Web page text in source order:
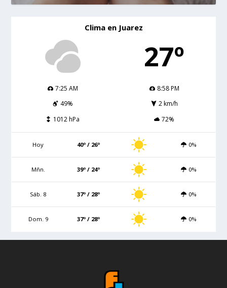
Clima en Juarez
27º
7:25 AM
8:58 PM
49%
2 km/h
1012 hPa
72%
Hoy 40º / 26º 0%
Mñn. 39º / 24º 0%
Sáb. 8 37º / 28º 0%
Dom. 9 37º / 28º 0%